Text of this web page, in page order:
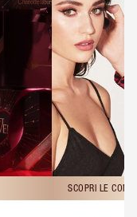
SCOPRI LE